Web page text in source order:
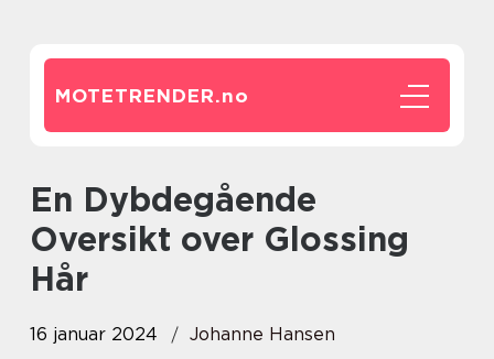
MOTETRENDER.no
En Dybdegående
Oversikt over Glossing
Hår
16 januar 2024
Johanne Hansen